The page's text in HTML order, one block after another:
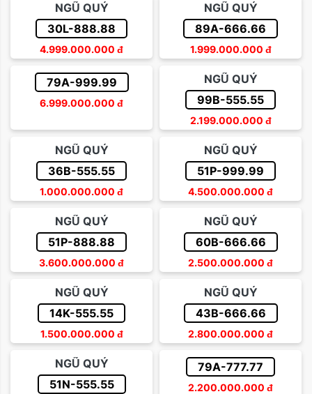
NGŨ QUÝ
30L-888.88
4.999.000.000 đ
NGŨ QUÝ
89A-666.66
1.999.000.000 đ
79A-999.99
6.999.000.000 đ
NGŨ QUÝ
99B-555.55
2.199.000.000 đ
NGŨ QUÝ
36B-555.55
1.000.000.000 đ
NGŨ QUÝ
51P-999.99
4.500.000.000 đ
NGŨ QUÝ
51P-888.88
3.600.000.000 đ
NGŨ QUÝ
60B-666.66
2.500.000.000 đ
NGŨ QUÝ
14K-555.55
1.500.000.000 đ
NGŨ QUÝ
43B-666.66
2.800.000.000 đ
NGŨ QUÝ
51N-555.55
79A-777.77
2.200.000.000 đ